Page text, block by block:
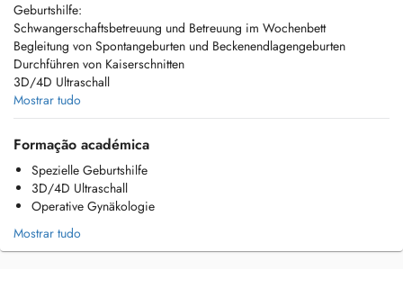
Geburtshilfe:
Schwangerschaftsbetreuung und Betreuung im Wochenbett
Begleitung von Spontangeburten und Beckenendlagengeburten
Durchführen von Kaiserschnitten
3D/4D Ultraschall
Gynäkologie:
Alle gynäkologischen Standartoperationen (komplettes operatives
Fachgebiet)
Hysteroskopische Resektionen von Myomen und Polypen,
Septumresektionen usw.
Diagnostische Laparoskopien zur Abklärung unklarer
Unterbauchschmerzen, Chromopertubation, Sterilitätsabklärung,
Mostrar tudo
Formação académica
Spezielle Geburtshilfe
3D/4D Ultraschall
Operative Gynäkologie
Mostrar tudo